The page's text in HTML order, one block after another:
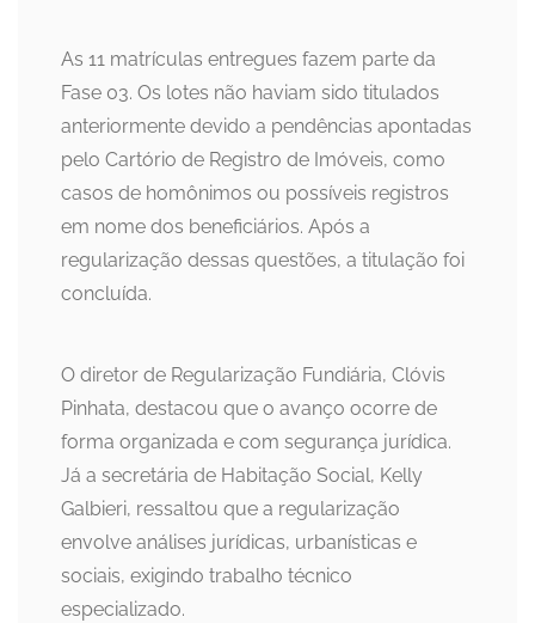
As 11 matrículas entregues fazem parte da
Fase 03. Os lotes não haviam sido titulados
anteriormente devido a pendências apontadas
pelo Cartório de Registro de Imóveis, como
casos de homônimos ou possíveis registros
em nome dos beneficiários. Após a
regularização dessas questões, a titulação foi
concluída.
O diretor de Regularização Fundiária, Clóvis
Pinhata, destacou que o avanço ocorre de
forma organizada e com segurança jurídica.
Já a secretária de Habitação Social, Kelly
Galbieri, ressaltou que a regularização
envolve análises jurídicas, urbanísticas e
sociais, exigindo trabalho técnico
especializado.